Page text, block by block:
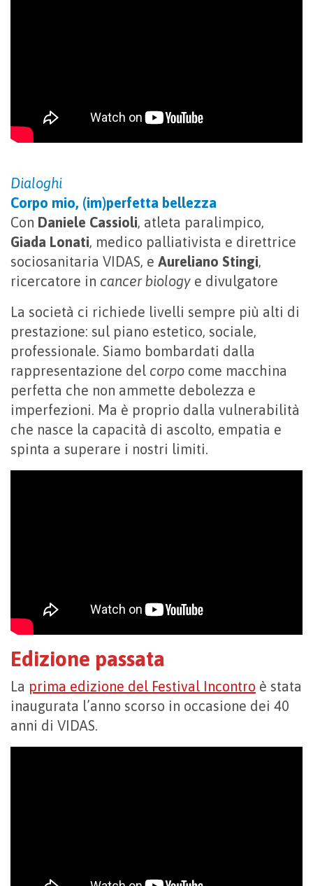
Dialoghi
Corpo mio, (im)perfetta bellezza
Con Daniele Cassioli, atleta paralimpico,
Giada Lonati, medico palliativista e direttrice
sociosanitaria VIDAS, e Aureliano Stingi,
ricercatore in cancer biology e divulgatore
La società ci richiede livelli sempre più alti di
prestazione: sul piano estetico, sociale,
professionale. Siamo bombardati dalla
rappresentazione del corpo come macchina
perfetta che non ammette debolezza e
imperfezioni. Ma è proprio dalla vulnerabilità
che nasce la capacità di ascolto, empatia e
spinta a superare i nostri limiti.
Edizione passata
La prima edizione del Festival Incontro è stata
inaugurata l’anno scorso in occasione dei 40
anni di VIDAS.